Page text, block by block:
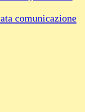
comunicazione